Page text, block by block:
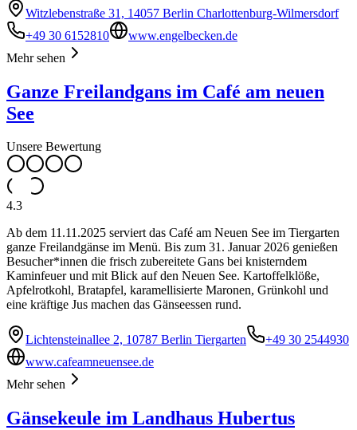
Witzlebenstraße 31, 14057 Berlin Charlottenburg-Wilmersdorf
+49 30 6152810
www.engelbecken.de
Mehr sehen
Ganze Freilandgans im Café am neuen
See
Unsere Bewertung
4.3
Ab dem 11.11.2025 serviert das Café am Neuen See im Tiergarten
ganze Freilandgänse im Menü. Bis zum 31. Januar 2026 genießen
Besucher*innen die frisch zubereitete Gans bei knisterndem
Kaminfeuer und mit Blick auf den Neuen See. Kartoffelklöße,
Apfelrotkohl, Bratapfel, karamellisierte Maronen, Grünkohl und
eine kräftige Jus machen das Gänseessen rund.
Lichtensteinallee 2, 10787 Berlin Tiergarten
+49 30 2544930
www.cafeamneuensee.de
Mehr sehen
Gänsekeule im Landhaus Hubertus